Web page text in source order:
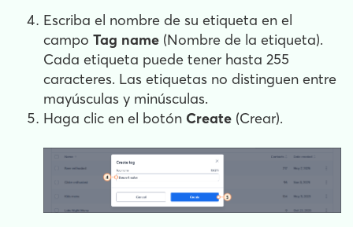
Escriba el nombre de su etiqueta en el
campo Tag name (Nombre de la etiqueta).
Cada etiqueta puede tener hasta 255
caracteres. Las etiquetas no distinguen entre
mayúsculas y minúsculas.
Haga clic en el botón Create (Crear).